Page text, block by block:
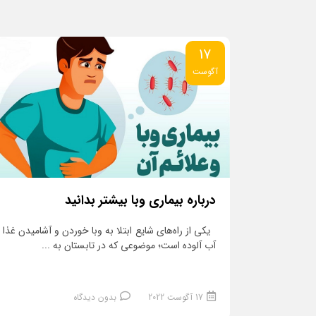
17
آگوست
درباره بیماری وبا بیشتر بدانید
یکی از راه‌های شایع ابتلا به وبا خوردن و آشامیدن
آب آلوده است؛ موضوعی که در تابستان به ...
17 آگوست 2022 بدون دیدگاه